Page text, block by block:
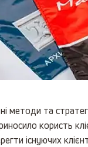
методи та
користь
існуючих